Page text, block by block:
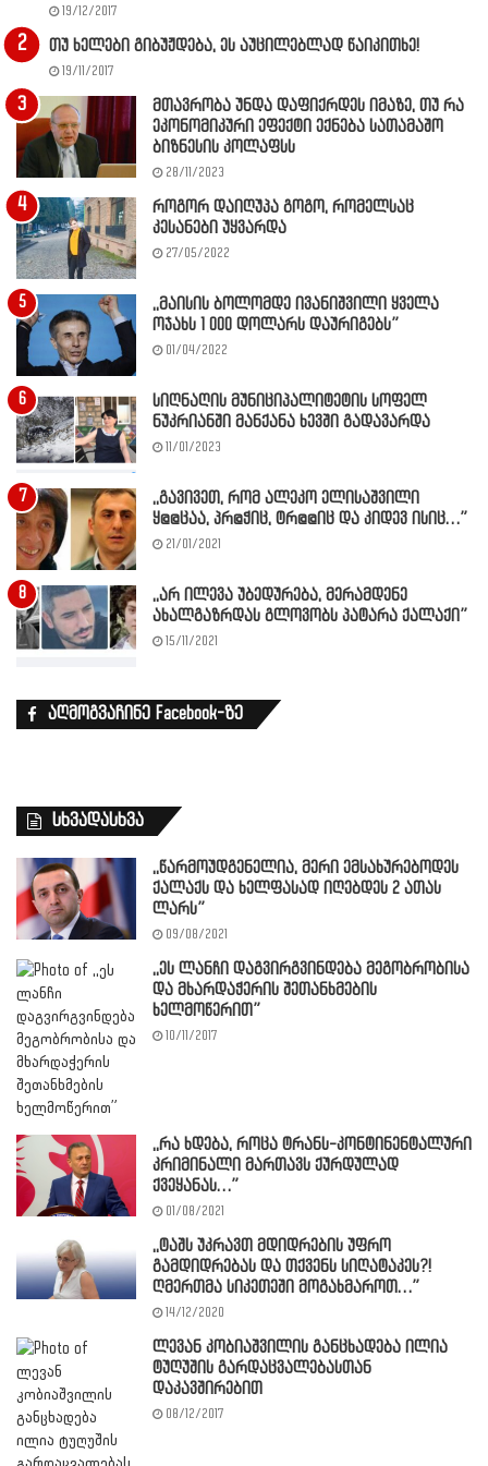
19/12/2017
თუ ხელები გიბუჟდება, ეს აუცილებლად წაიკითხე!
19/11/2017
მთავრობა უნდა დაფიქრდეს იმაზე, თუ რა
ეკონომიკური ეფექტი ექნება სათამაშო
ბიზნესის კოლაფსს
28/11/2023
როგორ დაიღუპა გოგო, რომელსაც
კესანები უყვარდა
27/05/2022
,,მაისის ბოლომდე ივანიშვილი ყველა
ოჯახს 1 000 დოლარს დაურიგებს”
01/04/2022
სიღნაღის მუნიციპალიტეტის სოფელ
ნუკრიანში მანქანა ხევში გადავარდა
11/01/2023
,,გავივეთ, რომ ალეკო ელისაშვილი
ყ@@ცაა, პრ@ჭიც, ტრ@@იც და კიდევ ისიც…”
21/01/2021
,,არ ილევა უბედურება, მერამდენე
ახალგაზრდას გლოვობს პატარა ქალაქი”
15/11/2021
აღმოგვაჩინე Facebook-ზე
სხვადასხვა
,,წარმოუდგენელია, მერი ემსახურებოდეს
ქალაქს და ხელფასად იღებდეს 2 ათას
ლარს”
09/08/2021
,,ეს ლანჩი დაგვირგვინდება მეგობრობისა
და მხარდაჭერის შეთანხმების
ხელმოწერით”
10/11/2017
,,რა ხდება, როცა ტრანს-კონტინენტალური
კრიმინალი მართავს ქურდულად
ქვეყანას…”
01/08/2021
,,ტაშს უკრავთ მდიდრების უფრო
გამდიდრებას და თქვენს სიღატაკეს?!
ღმერთმა სიკეთეში მოგახმაროთ…”
14/12/2020
ლევან კობიაშვილის განცხადება ილია
ტუღუშის გარდაცვალებასთან
დაკავშირებით
08/12/2017